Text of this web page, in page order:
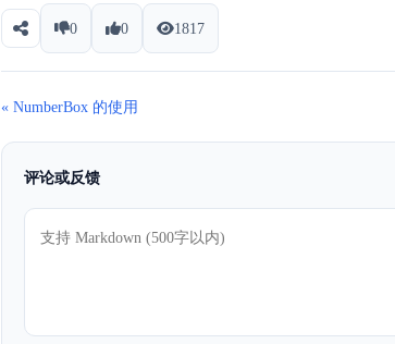
0 0 1817
« NumberBox 的使用
评论或反馈